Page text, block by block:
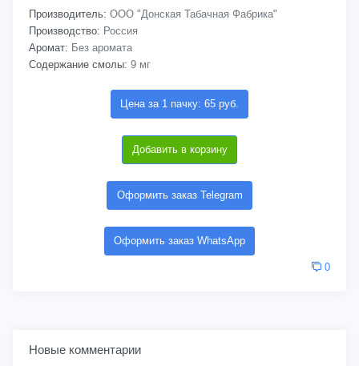
Производитель: ООО "Донская Табачная Фабрика"
Производство: Россия
Аромат: Без аромата
Содержание смолы: 9 мг
Цена за 1 пачку: 65 руб.
Добавить в корзину
Оформить заказ Telegram
Оформить заказ WhatsApp
0
Новые комментарии